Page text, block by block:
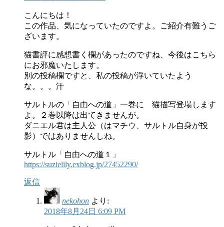
こんにちは！
この作品、気になっていたのですよ。ご紹介有難うご
ざいます。
猫書評に感想書く欄があったのですね、今後はこちら
にお邪魔いたします。
別の投稿欄ですと、私の投稿が浮いていたよう
な。。。汗
サルトルの「自由への道」一巻に 猫描写登場します
よ。２巻以降は出てきませんが。
ダニエル君は主人公（はマチウ、サルトル自身が投
影）ではありませんしね。
サルトル「自由への道１」
https://suzielily.exblog.jp/27452290/
返信
nekohon より:
2018年8月24日 6:09 PM